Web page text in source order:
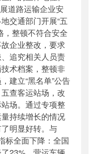
道路运输企业安
交通部门开展“五
，整顿不符合安全
企业整改，要求
追究相关人员责
术档案，整顿非
建立“黑名单”公告
查客运站场，改
场。通过专项整
持续增长的情况
明显好转。与
标全面下降：全国